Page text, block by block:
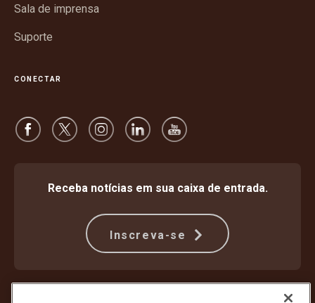
Sala de imprensa
Suporte
CONECTAR
Receba notícias em sua caixa de entrada.
Inscreva-se